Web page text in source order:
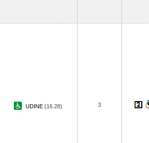
UDINE (16.28) 3